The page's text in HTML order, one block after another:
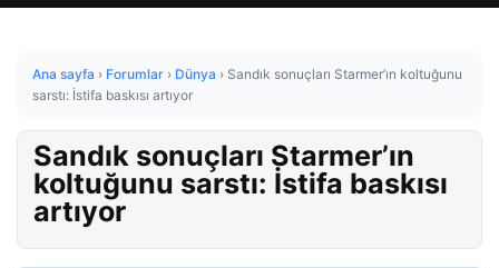
Ana sayfa › Forumlar › Dünya › Sandık sonuçları Starmer’ın koltuğunu
sarstı: İstifa baskısı artıyor
Sandık sonuçları Starmer’ın
koltuğunu sarstı: İstifa baskısı
artıyor